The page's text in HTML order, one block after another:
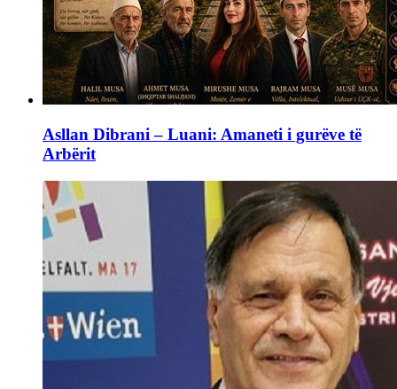
Asllan Dibrani – Luani: Amaneti i gurëve të
Arbërit